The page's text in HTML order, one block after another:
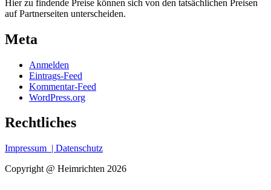
Hier zu findende Preise können sich von den tatsächlichen Preisen
auf Partnerseiten unterscheiden.
Meta
Anmelden
Eintrags-Feed
Kommentar-Feed
WordPress.org
Rechtliches
Impressum | Datenschutz
Copyright @ Heimrichten 2026